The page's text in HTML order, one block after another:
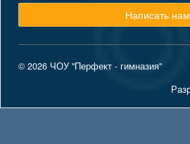
Написать нам
© 2026 ЧОУ "Перфект - гимназия"